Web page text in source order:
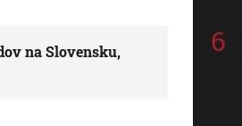
na Slovensku,